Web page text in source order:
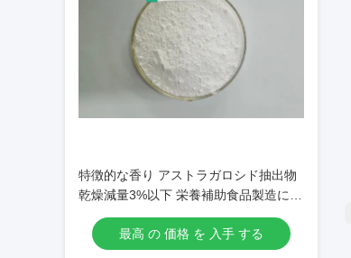
特徴的な香り アストラガロシド抽出物
乾燥減量3%以下 栄養補助食品製造に適
しています
最高 の 価格 を 入手 する